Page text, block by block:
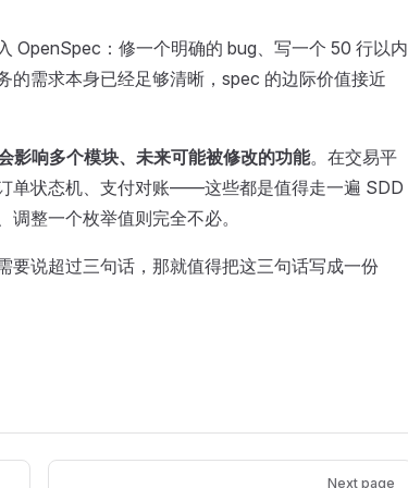
OpenSpec：修一个明确的 bug、写一个 50 行以内
的需求本身已经足够清晰，spec 的边际价值接近
影响多个模块、未来可能被修改的功能。在交易平
单状态机、支付对账——这些都是值得走一遍 SDD
整一个枚举值则完全不必。
要说超过三句话，那就值得把这三句话写成一份
Next page